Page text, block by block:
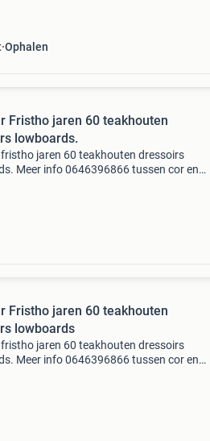
Ophalen
Fristho jaren 60 teakhouten
lowboards.
fristho jaren 60 teakhouten dressoirs
Meer info 0646396866 tussen cor en
Fristho jaren 60 teakhouten
lowboards
fristho jaren 60 teakhouten dressoirs
Meer info 0646396866 tussen cor en